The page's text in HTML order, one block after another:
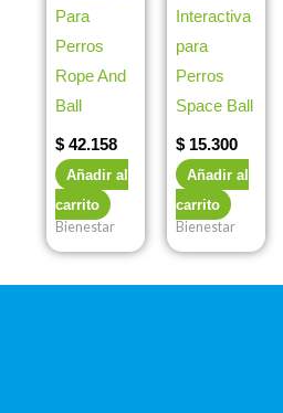
Para
Perros
Rope And
Ball
$ 42.158
Añadir al
carrito
Bienestar
Interactiva
para
Perros
Space Ball
$ 15.300
Añadir al
carrito
Bienestar